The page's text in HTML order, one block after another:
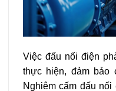
Việc đấu nối điện
thực hiện, đảm bảo
Nghiêm cấm đấu